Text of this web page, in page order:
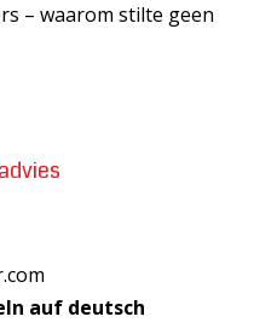
– waarom stilte geen
auf deutsch